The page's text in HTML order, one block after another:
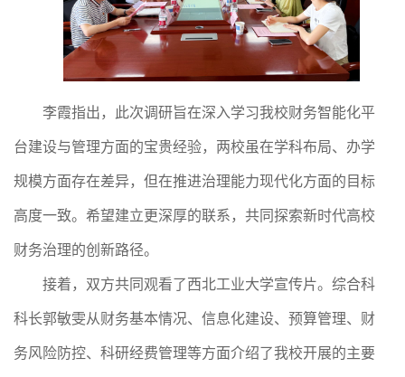
李霞指出，此次调研旨在深入学习我校财务智能化平
台建设与管理方面的宝贵经验，两校虽在学科布局、办学
规模方面存在差异，但在推进治理能力现代化方面的目标
高度一致。希望建立更深厚的联系，共同探索新时代高校
财务治理的创新路径。
接着，双方共同观看了西北工业大学宣传片。综合科
科长郭敏雯从财务基本情况、信息化建设、预算管理、财
务风险防控、科研经费管理等方面介绍了我校开展的主要